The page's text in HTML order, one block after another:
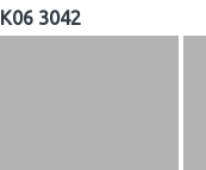
K06 3042